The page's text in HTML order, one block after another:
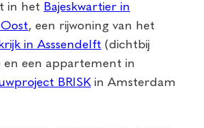
in het Bajeskwartier in
, een rijwoning van het
in Asssendelft (dichtbij
een appartement in
BRISK in Amsterdam